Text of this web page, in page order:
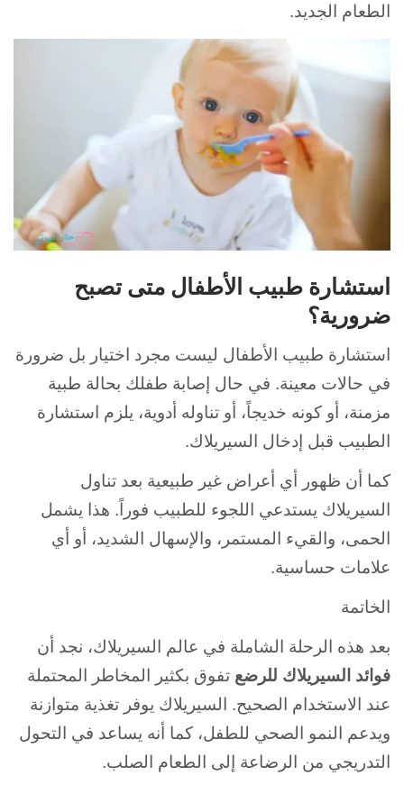
الطعام الجديد.
استشارة طبيب الأطفال متى تصبح
ضرورية؟
استشارة طبيب الأطفال ليست مجرد اختيار بل ضرورة
في حالات معينة. في حال إصابة طفلك بحالة طبية
مزمنة، أو كونه خديجاً، أو تناوله أدوية، يلزم استشارة
الطبيب قبل إدخال السيريلاك.
كما أن ظهور أي أعراض غير طبيعية بعد تناول
السيريلاك يستدعي اللجوء للطبيب فوراً. هذا يشمل
الحمى، والقيء المستمر، والإسهال الشديد، أو أي
علامات حساسية.
الخاتمة
بعد هذه الرحلة الشاملة في عالم السيريلاك، نجد أن
فوائد السيريلاك للرضع تفوق بكثير المخاطر المحتملة
عند الاستخدام الصحيح. السيريلاك يوفر تغذية متوازنة
ويدعم النمو الصحي للطفل، كما أنه يساعد في التحول
التدريجي من الرضاعة إلى الطعام الصلب.